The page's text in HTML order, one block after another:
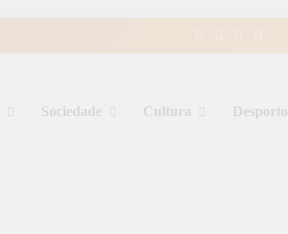
Sociedade Cultura Desporto